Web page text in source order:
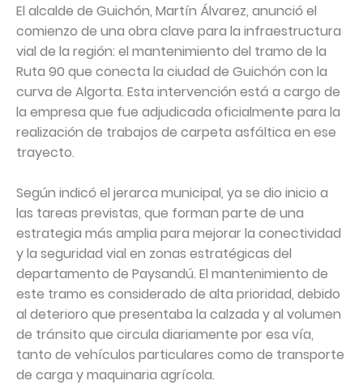
El alcalde de Guichón, Martín Álvarez, anunció el
comienzo de una obra clave para la infraestructura
vial de la región: el mantenimiento del tramo de la
Ruta 90 que conecta la ciudad de Guichón con la
curva de Algorta. Esta intervención está a cargo de
la empresa que fue adjudicada oficialmente para la
realización de trabajos de carpeta asfáltica en ese
trayecto.
Según indicó el jerarca municipal, ya se dio inicio a
las tareas previstas, que forman parte de una
estrategia más amplia para mejorar la conectividad
y la seguridad vial en zonas estratégicas del
departamento de Paysandú. El mantenimiento de
este tramo es considerado de alta prioridad, debido
al deterioro que presentaba la calzada y al volumen
de tránsito que circula diariamente por esa vía,
tanto de vehículos particulares como de transporte
de carga y maquinaria agrícola.